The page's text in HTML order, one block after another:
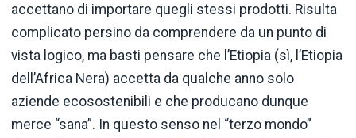
accettano di importare quegli stessi prodotti. Risulta
complicato persino da comprendere da un punto di
vista logico, ma basti pensare che l’Etiopia (sì, l’Etiopia
dell’Africa Nera) accetta da qualche anno solo
aziende ecosostenibili e che producano dunque
merce “sana”. In questo senso nel “terzo mondo”